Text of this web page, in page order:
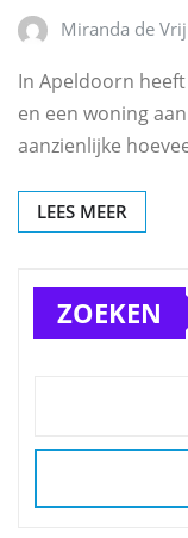
Miranda de Vrij
In Apeldoorn
en een woning
aanzienlijke
LEES MEER
ZOEKEN